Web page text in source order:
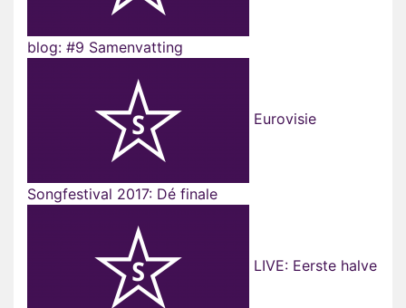
blog: #9 Samenvatting
Eurovisie
Songfestival 2017: Dé finale
LIVE: Eerste halve